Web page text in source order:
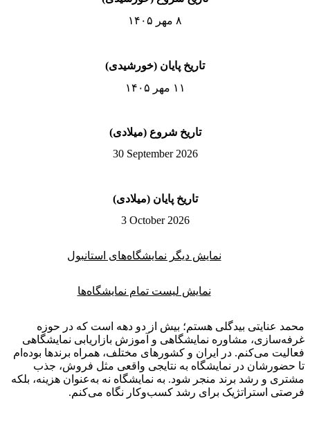
تاریخ پایان (خورشیدی)
تاریخ شروع (میلادی)
30 September 2026
تاریخ پایان (میلادی)
3 October 2026
نمایش دیگر نمایشگاه‌های استانبول
نمایش لیست تمام نمایشگاه‌ها
عنایتی بیدگلی هستم؛ بیش از دو دهه است که در حوزه
مشاوره نمایشگاهی و آموزش بازاریابی نمایشگاهی
می‌کنم. در ایران و کشورهای مختلف، همراه برندها بوده‌ام
در نمایشگاه به نتایجی واقعی مثل فروش، جذب
و رشد برند منجر شود. به نمایشگاه نه به‌عنوان هزینه، بلکه
استراتژیک برای رشد کسب‌وکار نگاه می‌کنم.